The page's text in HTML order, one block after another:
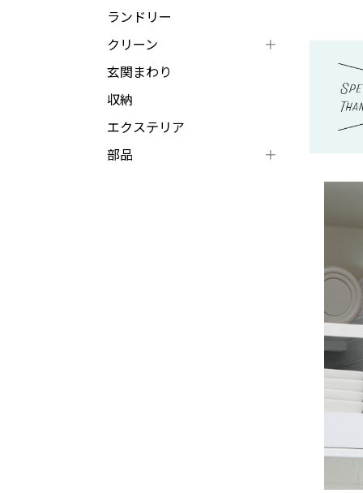
ランドリー
クリーン
玄関まわり
収納
エクステリア
部品